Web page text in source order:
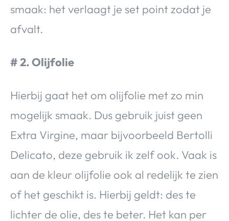
smaak: het verlaagt je set point zodat je
afvalt.
# 2. Olijfolie
Hierbij gaat het om olijfolie met zo min
mogelijk smaak. Dus gebruik juist geen
Extra Virgine, maar bijvoorbeeld Bertolli
Delicato, deze gebruik ik zelf ook. Vaak is
aan de kleur olijfolie ook al redelijk te zien
of het geschikt is. Hierbij geldt: des te
lichter de olie, des te beter. Het kan per